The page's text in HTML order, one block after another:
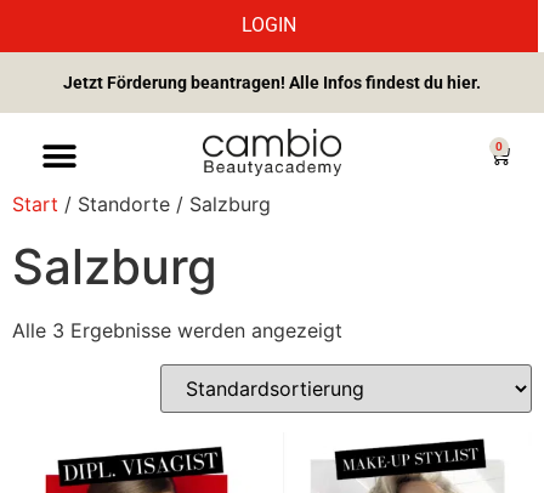
LOGIN
Jetzt Förderung beantragen! Alle Infos findest du hier.
0
Start / Standorte / Salzburg
Salzburg
Alle 3 Ergebnisse werden angezeigt